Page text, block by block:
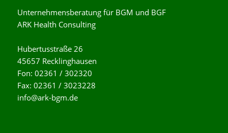
Unternehmensberatung für BGM und BGF
ARK Health Consulting
Hubertusstraße 26
45657 Recklinghausen
Fon: 02361 / 302320
Fax: 02361 / 3023228
info@ark-bgm.de